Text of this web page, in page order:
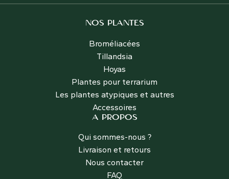
NOS PLANTES
Broméliacées
Tillandsia
Hoyas
Plantes pour terrarium
Les plantes atypiques et autres
Accessoires
A PROPOS
Qui sommes-nous ?
Livraison et retours
Nous contacter
FAQ